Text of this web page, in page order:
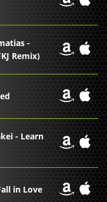
-
Remix)
- Learn
in Love